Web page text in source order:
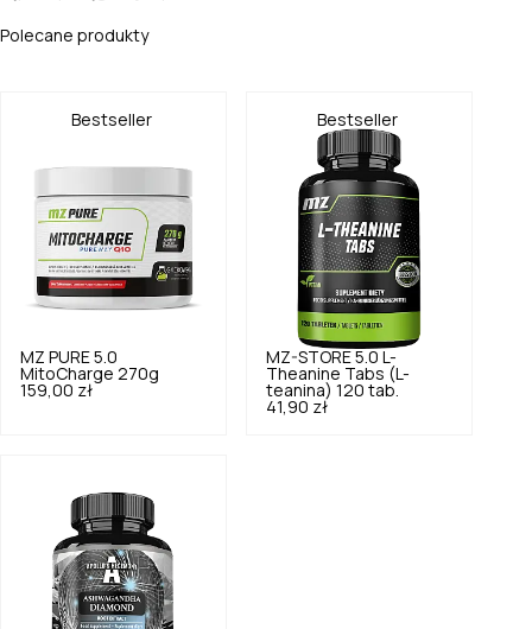
Polecane produkty
Bestseller
MZ PURE 5.0
MitoCharge 270g
159,00 zł
Bestseller
MZ-STORE 5.0 L-
Theanine Tabs (L-
teanina) 120 tab.
41,90 zł